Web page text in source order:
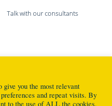
Talk with our consultants
give you the most relevant
and repeat visits. By
to the use of ALL the cookies.